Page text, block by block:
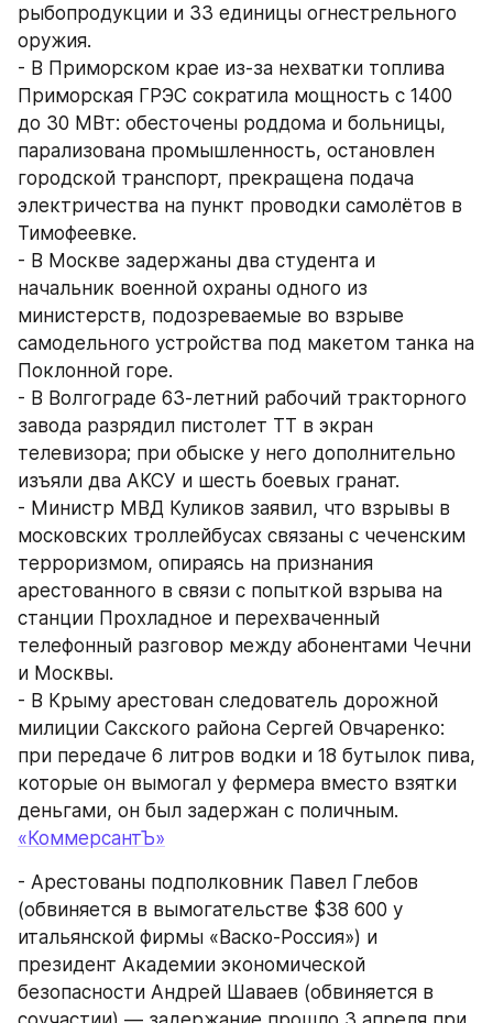
рыбопродукции и 33 единицы огнестрельного
оружия.
- В Приморском крае из-за нехватки топлива
Приморская ГРЭС сократила мощность с 1400
до 30 МВт: обесточены роддома и больницы,
парализована промышленность, остановлен
городской транспорт, прекращена подача
электричества на пункт проводки самолётов в
Тимофеевке.
- В Москве задержаны два студента и
начальник военной охраны одного из
министерств, подозреваемые во взрыве
самодельного устройства под макетом танка на
Поклонной горе.
- В Волгограде 63-летний рабочий тракторного
завода разрядил пистолет ТТ в экран
телевизора; при обыске у него дополнительно
изъяли два АКСУ и шесть боевых гранат.
- Министр МВД Куликов заявил, что взрывы в
московских троллейбусах связаны с чеченским
терроризмом, опираясь на признания
арестованного в связи с попыткой взрыва на
станции Прохладное и перехваченный
телефонный разговор между абонентами Чечни
и Москвы.
- В Крыму арестован следователь дорожной
милиции Сакского района Сергей Овчаренко:
при передаче 6 литров водки и 18 бутылок пива,
которые он вымогал у фермера вместо взятки
деньгами, он был задержан с поличным.
«КоммерсантЪ»
- Арестованы подполковник Павел Глебов
(обвиняется в вымогательстве $38 600 у
итальянской фирмы «Васко-Россия») и
президент Академии экономической
безопасности Андрей Шаваев (обвиняется в